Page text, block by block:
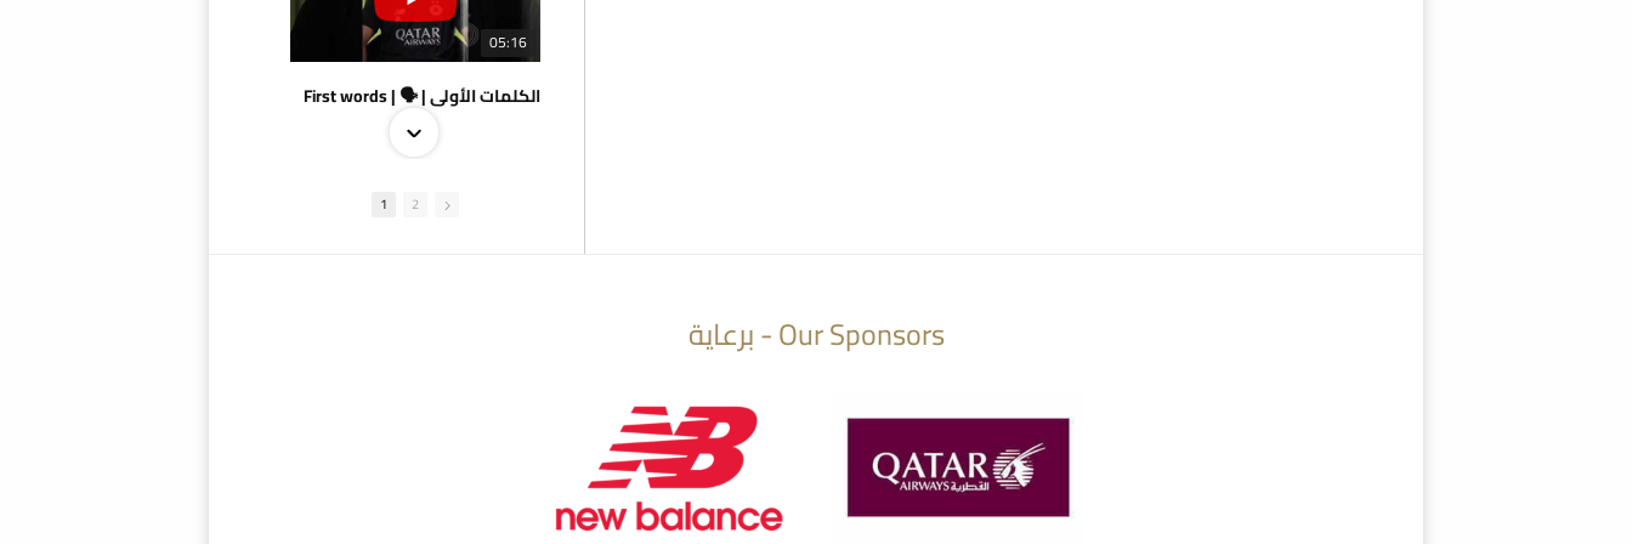
05:16
الكلمات الأولى | 🗣 | First words
1 2
Our Sponsors - برعاية